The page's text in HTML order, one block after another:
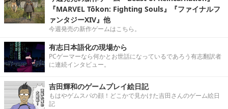
『MARVEL Tōkon: Fighting Souls』『ファイナルフ
ァンタジーXIV』他
今週発売の新作ゲームはこちら。
有志日本語化の現場から
PCゲーマーなら何かとお世話になっているであろう有志翻訳者
に連続インタビュー。
吉田輝和のゲームプレイ絵日記
もはやゲムスパの顔！どこかで見かけた吉田さんのゲーム絵日
記